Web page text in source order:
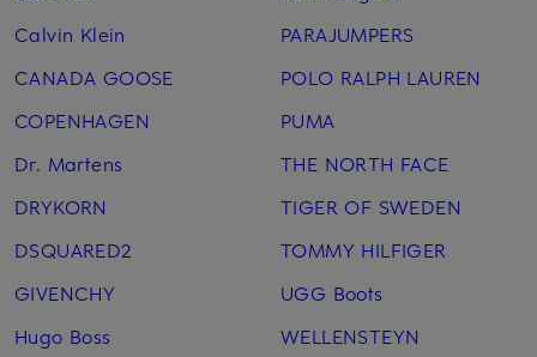
Calvin Klein
CANADA GOOSE
COPENHAGEN
Dr. Martens
DRYKORN
DSQUARED2
GIVENCHY
Hugo Boss
PARAJUMPERS
POLO RALPH LAUREN
PUMA
THE NORTH FACE
TIGER OF SWEDEN
TOMMY HILFIGER
UGG Boots
WELLENSTEYN